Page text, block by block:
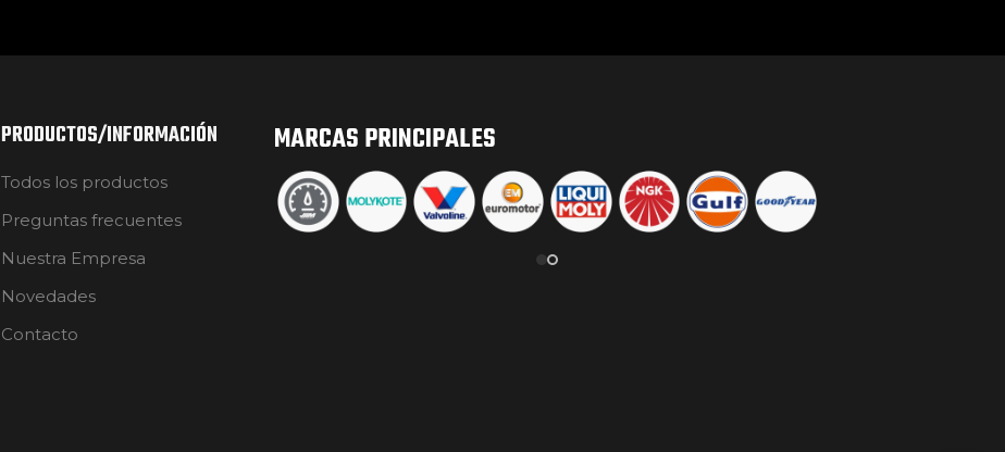
PRODUCTOS/INFORMACIÓN
Todos los productos
Preguntas frecuentes
Nuestra Empresa
Novedades
Contacto
MARCAS PRINCIPALES